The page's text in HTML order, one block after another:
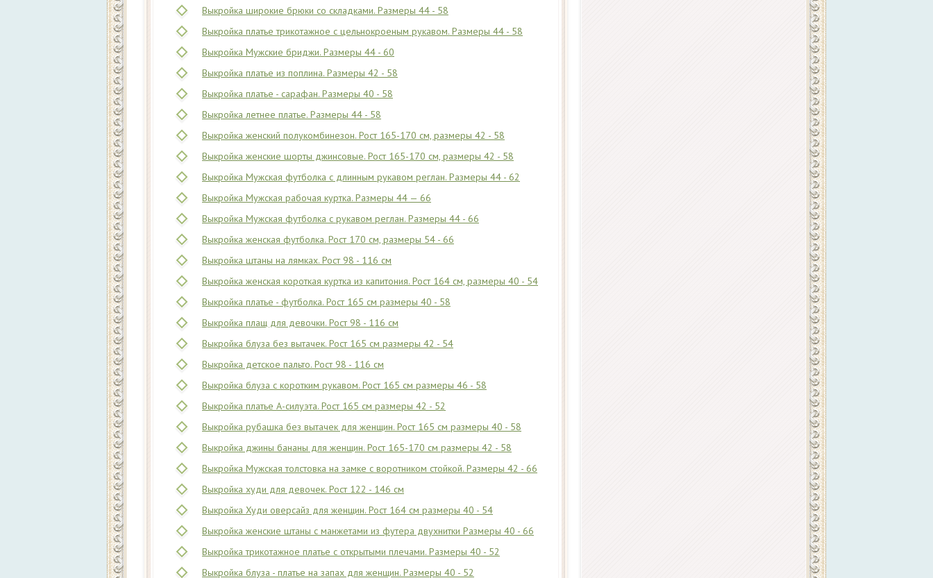
Выкройка широкие брюки со складками. Размеры 44 - 58
Выкройка платье трикотажное с цельнокроеным рукавом. Размеры 44 - 58
Выкройка Мужские бриджи. Размеры 44 - 60
Выкройка платье из поплина. Размеры 42 - 58
Выкройка платье - сарафан. Размеры 40 - 58
Выкройка летнее платье. Размеры 44 - 58
Выкройка женский полукомбинезон. Рост 165-170 см, размеры 42 - 58
Выкройка женские шорты джинсовые. Рост 165-170 см, размеры 42 - 58
Выкройка Мужская футболка с длинным рукавом реглан. Размеры 44 - 62
Выкройка Мужская рабочая куртка. Размеры 44 — 66
Выкройка Мужская футболка с рукавом реглан. Размеры 44 - 66
Выкройка женская футболка. Рост 170 см, размеры 54 - 66
Выкройка штаны на лямках. Рост 98 - 116 см
Выкройка женская короткая куртка из капитония. Рост 164 см, размеры 40 - 54
Выкройка платье - футболка. Рост 165 см размеры 40 - 58
Выкройка плащ для девочки. Рост 98 - 116 см
Выкройка блуза без вытачек. Рост 165 см размеры 42 - 54
Выкройка детское пальто. Рост 98 - 116 см
Выкройка блуза с коротким рукавом. Рост 165 см размеры 46 - 58
Выкройка платье А-силуэта. Рост 165 см размеры 42 - 52
Выкройка рубашка без вытачек для женщин. Рост 165 см размеры 40 - 58
Выкройка джины бананы для женщин. Рост 165-170 см размеры 42 - 58
Выкройка Мужская толстовка на замке с воротником стойкой. Размеры 42 - 66
Выкройка худи для девочек. Рост 122 - 146 см
Выкройка Худи оверсайз для женщин. Рост 164 см размеры 40 - 54
Выкройка женские штаны с манжетами из футера двухнитки Размеры 40 - 66
Выкройка трикотажное платье с открытыми плечами. Размеры 40 - 52
Выкройка блуза - платье на запах для женщин. Размеры 40 - 52